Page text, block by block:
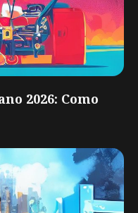
2026: Como